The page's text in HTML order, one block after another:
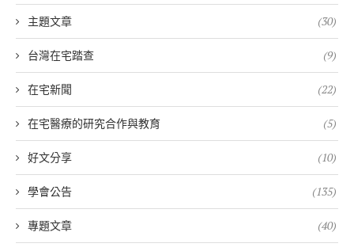
主題文章 (30)
台灣在宅踏查 (9)
在宅新聞 (22)
在宅醫療的研究合作與教育 (5)
好文分享 (10)
學會公告 (135)
專題文章 (40)